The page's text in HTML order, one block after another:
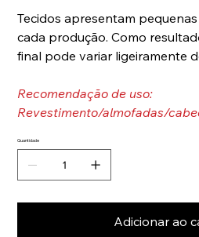
Tecidos apresentam
cada produção. Como
final pode variar ligeiramente
Recomendação de uso:
Revestimento/almofadas/
Quantidade
Adicionar ao